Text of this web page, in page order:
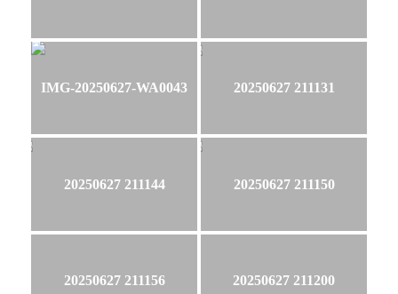
IMG-20250627-WA0043 20250627 211131
20250627 211144 20250627 211150
20250627 211156 20250627 211200